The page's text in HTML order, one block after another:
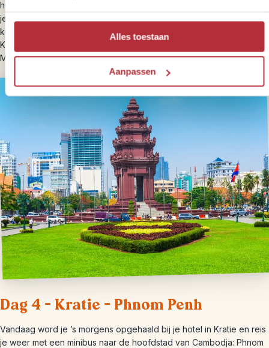
Alles toestaan
Aanpassen
huizen aan de rand van de Mekong. Voor ongeveer één euro kun
je een fiets huren en het eilandje Koh Trong verkennen. Ter plekke
kun je meer informatie krijgen over excursie mogelijkheden in
Kratie. Vanavond overnacht je nogmaals in hetzelfde hotel aan de
Mekong rivier.
Dag 4 – Kratie – Phnom Penh
Vandaag word je ’s morgens opgehaald bij je hotel in Kratie en reis
je weer met een minibus naar de hoofdstad van Cambodja: Phnom